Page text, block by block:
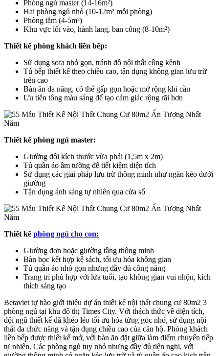
Phòng ngủ master (14-16m²)
Hai phòng ngủ nhỏ (10-12m² mỗi phòng)
Phòng tắm (4-5m²)
Khu vực lối vào, hành lang, ban công (8-10m²)
Thiết kế phòng khách liền bếp:
Sử dụng sofa nhỏ gọn, tránh đồ nội thất cồng kềnh
Tủ bếp thiết kế theo chiều cao, tận dụng không gian lưu trữ
trên cao
Bàn ăn đa năng, có thể gấp gọn hoặc mở rộng khi cần
Ưu tiên tông màu sáng để tạo cảm giác rộng rãi hơn
Thiết kế phòng ngủ master:
Giường đôi kích thước vừa phải (1,5m x 2m)
Tủ quần áo âm tường để tiết kiệm diện tích
Sử dụng các giải pháp lưu trữ thông minh như ngăn kéo dưới
giường
Tận dụng ánh sáng tự nhiên qua cửa sổ
Thiết kếphòng ngủ cho con:
Giường đơn hoặc giường tầng thông minh
Bàn học kết hợp kệ sách, tối ưu hóa không gian
Tủ quần áo nhỏ gọn nhưng đầy đủ công năng
Trang trí phù hợp với lứa tuổi, tạo không gian vui nhộn, kích
thích sáng tạo
Betaviet tự hào giới thiệu dự án thiết kế nội thất chung cư 80m2 3
phòng ngủ tại khu đô thị Times City. Với thách thức về diện tích,
đội ngũ thiết kế đã khéo léo tối ưu hóa từng góc nhỏ, sử dụng nội
thất đa chức năng và tận dụng chiều cao của căn hộ. Phòng khách
liền bếp được thiết kế mở, với bàn ăn đặt giữa làm điểm chuyển tiếp
tự nhiên. Các phòng ngủ tuy nhỏ nhưng đầy đủ tiện nghi, với